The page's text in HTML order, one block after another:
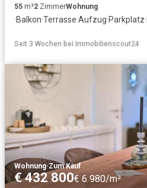
55 m²2 ZimmerWohnung
·Balkon·Terrasse·Aufzug·Parkplatz·
Seit 3 Wochen bei Immobilienscout24
Wohnung·Zum Kauf
€ 432 800€ 6 980/m²